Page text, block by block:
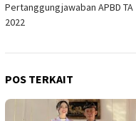
Pertanggungjawaban APBD TA
2022
POS TERKAIT